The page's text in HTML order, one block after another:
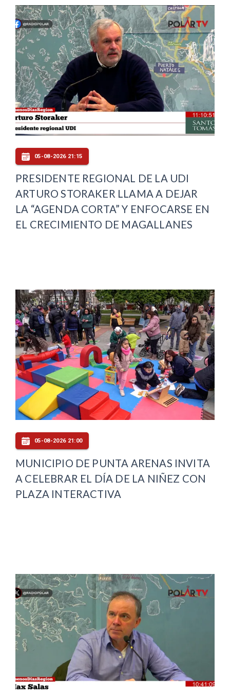
05-08-2026 21:15
PRESIDENTE REGIONAL DE LA UDI
ARTURO STORAKER LLAMA A DEJAR
LA “AGENDA CORTA” Y ENFOCARSE EN
EL CRECIMIENTO DE MAGALLANES
05-08-2026 21:00
MUNICIPIO DE PUNTA ARENAS INVITA
A CELEBRAR EL DÍA DE LA NIÑEZ CON
PLAZA INTERACTIVA